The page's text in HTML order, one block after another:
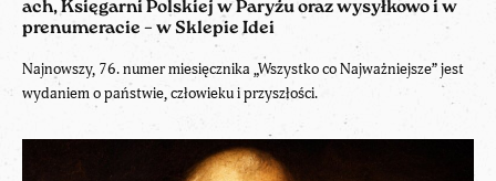
ach, Księgarni Polskiej w Paryżu oraz wysyłkowo i w
prenumeracie – w Sklepie Idei
Najnowszy, 76. numer miesięcznika „Wszystko co Najważniejsze” jest
wydaniem o państwie, człowieku i przyszłości.